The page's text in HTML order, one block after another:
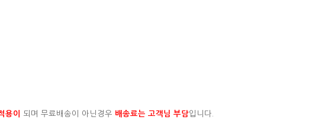
용이 되며 무료배송이 아닌경우 배송료는 고객님 부담입니다.